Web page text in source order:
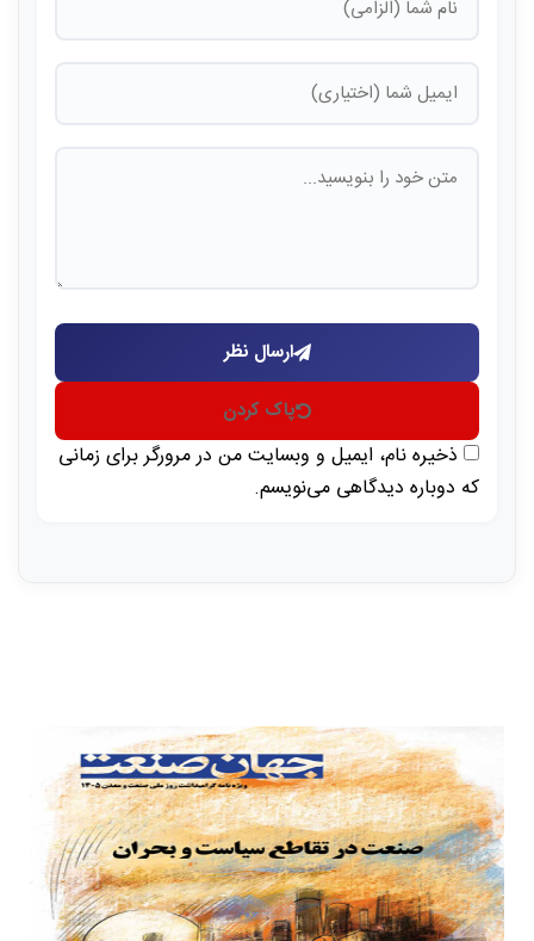
ارسال نظر
پاک کردن
ذخیره نام، ایمیل و وبسایت من در مرورگر برای زمانی
که دوباره دیدگاهی می‌نویسم.